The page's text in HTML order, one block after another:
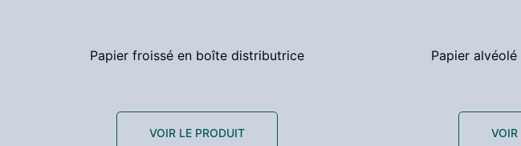
Papier froissé en boîte distributrice
VOIR LE PRODUIT
Papier
VOIR